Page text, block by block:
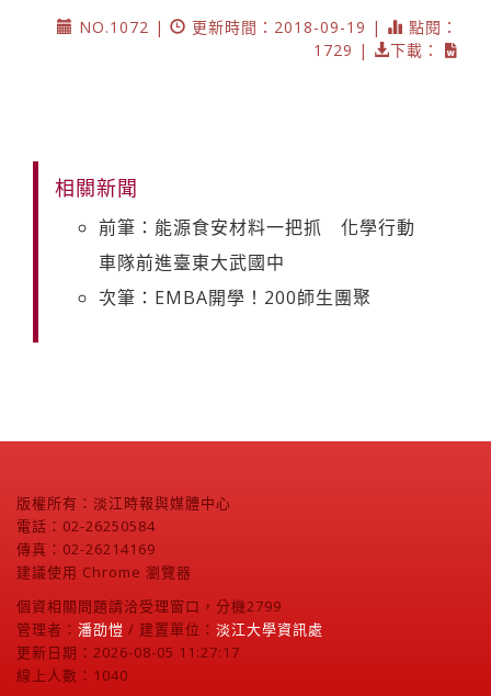
NO.1072 |
更新時間：2018-09-19 |
點閱：
1729 |
下載：
相關新聞
前筆：能源食安材料一把抓 化學行動
車隊前進臺東大武國中
次筆：EMBA開學！200師生團聚
版權所有：淡江時報與媒體中心
電話：02-26250584
傳真：02-26214169
建議使用 Chrome 瀏覽器
個資相關問題請洽受理窗口，分機2799
管理者： 潘劭愷 / 建置單位： 淡江大學資訊處
更新日期：2026-08-05 11:27:17
線上人數：1040